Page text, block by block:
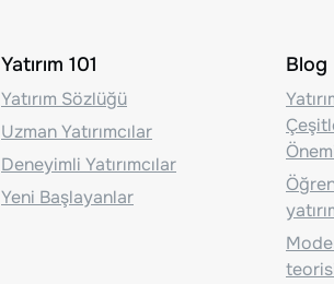
Yatırım 101
Yatırım Sözlüğü
Uzman Yatırımcılar
Deneyimli Yatırımcılar
Yeni Başlayanlar
Blog